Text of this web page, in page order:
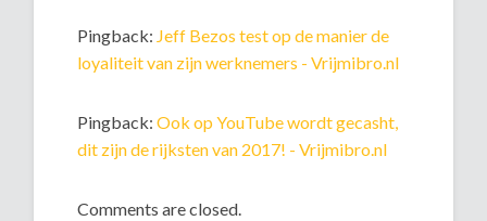
Pingback: Jeff Bezos test op de manier de
loyaliteit van zijn werknemers - Vrijmibro.nl
Pingback:Ook op YouTube wordt gecasht,
dit zijn de rijksten van 2017! - Vrijmibro.nl
Comments are closed.